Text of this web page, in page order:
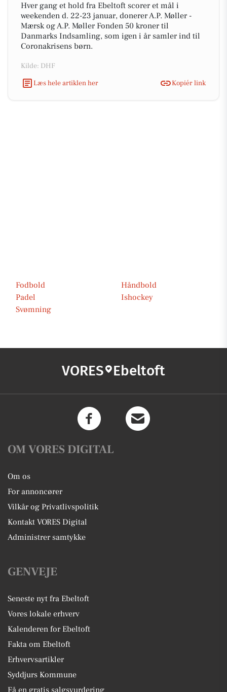
Hver gang et hold fra Ebeltoft scorer et mål i
weekenden d. 22-23 januar, donerer A.P. Møller -
Mærsk og A.P. Møller Fonden 50 kroner til
Danmarks Indsamling, som igen i år samler ind til
Coronakrisens børn.
Kilde: DHF
Læs hele artiklen her
Kopiér link
Fodbold
Håndbold
Padel
Ishockey
Svømning
VORES Ebeltoft
OM VORES DIGITAL
Om os
For annoncører
Vilkår og Privatlivspolitik
Kontakt VORES Digital
Administrer samtykke
GENVEJE
Seneste nyt fra Ebeltoft
Vores lokale erhverv
Kalenderen for Ebeltoft
Fakta om Ebeltoft
Erhvervsartikler
Syddjurs Kommune
Få en gratis salgsvurdering